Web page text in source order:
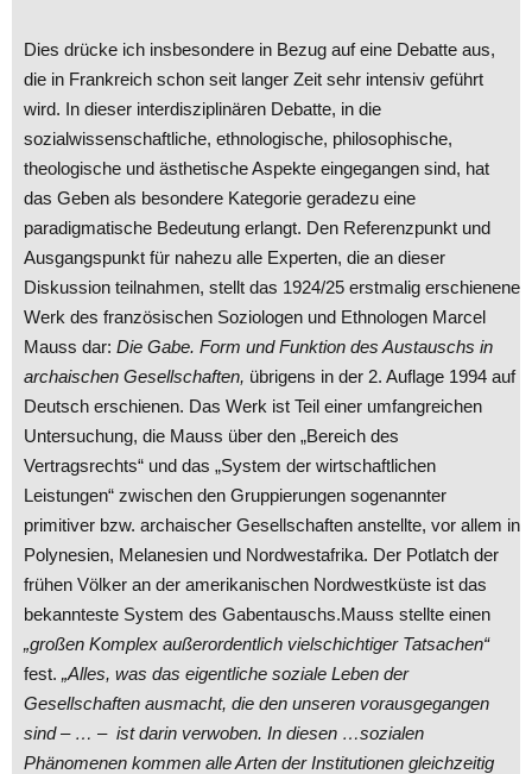
Dies drücke ich insbesondere in Bezug auf eine Debatte aus,
die in Frankreich schon seit langer Zeit sehr intensiv geführt
wird. In dieser interdisziplinären Debatte, in die
sozialwissenschaftliche, ethnologische, philosophische,
theologische und ästhetische Aspekte eingegangen sind, hat
das Geben als besondere Kategorie geradezu eine
paradigmatische Bedeutung erlangt. Den Referenzpunkt und
Ausgangspunkt für nahezu alle Experten, die an dieser
Diskussion teilnahmen, stellt das 1924/25 erstmalig erschienene
Werk des französischen Soziologen und Ethnologen Marcel
Mauss dar: Die Gabe. Form und Funktion des Austauschs in
archaischen Gesellschaften, übrigens in der 2. Auflage 1994 auf
Deutsch erschienen. Das Werk ist Teil einer umfangreichen
Untersuchung, die Mauss über den „Bereich des
Vertragsrechts“ und das „System der wirtschaftlichen
Leistungen“ zwischen den Gruppierungen sogenannter
primitiver bzw. archaischer Gesellschaften anstellte, vor allem in
Polynesien, Melanesien und Nordwestafrika. Der Potlatch der
frühen Völker an der amerikanischen Nordwestküste ist das
bekannteste System des Gabentauschs.Mauss stellte einen
„großen Komplex außerordentlich vielschichtiger Tatsachen“
fest. „Alles, was das eigentliche soziale Leben der
Gesellschaften ausmacht, die den unseren vorausgegangen
sind – … – ist darin verwoben. In diesen …sozialen
Phänomenen kommen alle Arten der Institutionen gleichzeitig